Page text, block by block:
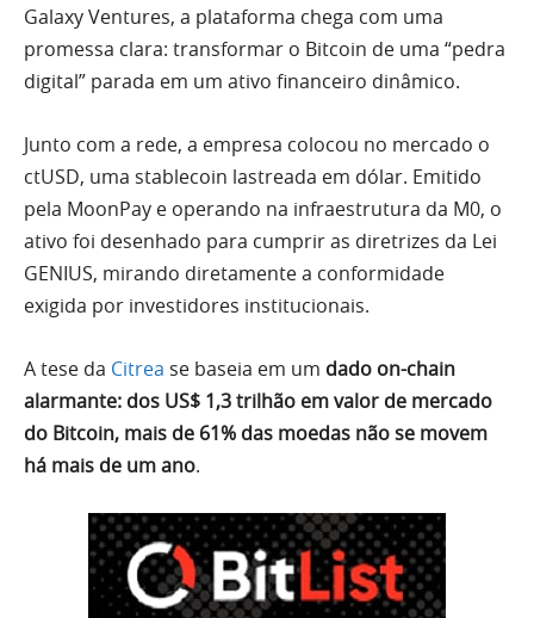
Galaxy Ventures, a plataforma chega com uma
promessa clara: transformar o Bitcoin de uma “pedra
digital” parada em um ativo financeiro dinâmico.
Junto com a rede, a empresa colocou no mercado o
ctUSD, uma stablecoin lastreada em dólar. Emitido
pela MoonPay e operando na infraestrutura da M0, o
ativo foi desenhado para cumprir as diretrizes da Lei
GENIUS, mirando diretamente a conformidade
exigida por investidores institucionais.
A tese da Citrea se baseia em um dado on-chain
alarmante: dos US$ 1,3 trilhão em valor de mercado
do Bitcoin, mais de 61% das moedas não se movem
há mais de um ano.